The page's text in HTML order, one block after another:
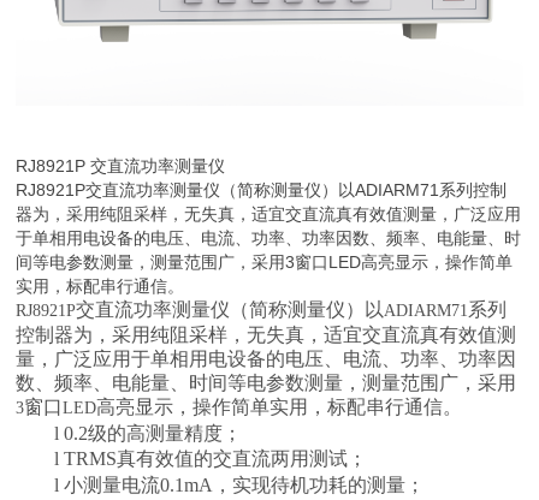
RJ8921P 交直流功率测量仪
RJ8921P交直流功率测量仪（简称测量仪）以ADIARM71系列控制
器为，采用纯阻采样，无失真，适宜交直流真有效值测量，广泛应用
于单相用电设备的电压、电流、功率、功率因数、频率、电能量、时
间等电参数测量，测量范围广，采用3窗口LED高亮显示，操作简单
实用，标配串行通信。
RJ8921P交直流功率测量仪（简称测量仪）以 ADIARM71 系列
控制器为，采用纯阻采样，无失真，适宜交直流真有效值测
量，广泛应用于单相用电设备的电压、电流、功率、功率因
数、频率、电能量、时间等电参数测量，测量范围广，采用
3窗口LED高亮显示，操作简单实用，标配串行通信。
l0.2级的高测量精度；
lTRMS真有效值的交直流两用测试；
l小测量电流0.1mA ，实现待机功耗的测量；